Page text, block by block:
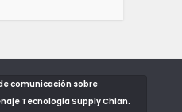
comunicación sobre
Tecnologia Supply Chian.